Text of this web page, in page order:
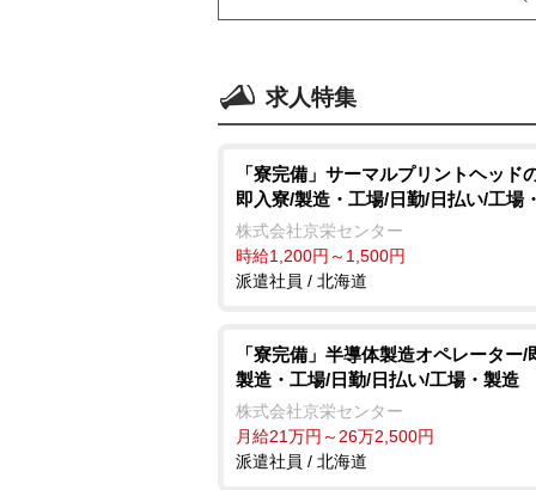
求人特集
「寮完備」サーマルプリントヘッド
即入寮/製造・工場/日勤/日払い/工場
株式会社京栄センター
時給1,200円～1,500円
派遣社員 / 北海道
「寮完備」半導体製造オペレーター/
製造・工場/日勤/日払い/工場・製造
株式会社京栄センター
月給21万円～26万2,500円
派遣社員 / 北海道